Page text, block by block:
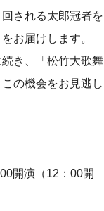
される太郎冠者を
お届けします。
き、「松竹大歌舞
の機会をお見逃し
開演（12：00開